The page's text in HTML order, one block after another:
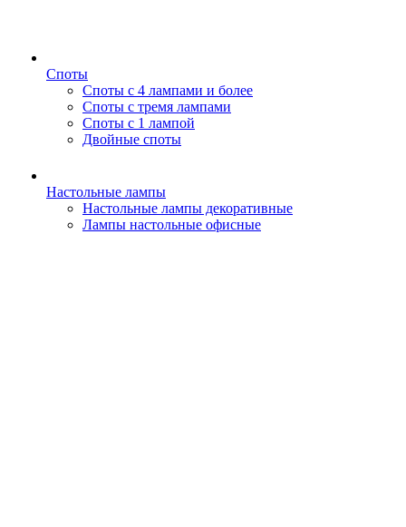
Споты
Споты с 4 лампами и более
Споты с тремя лампами
Споты с 1 лампой
Двойные споты
Настольные лампы
Настольные лампы декоративные
Лампы настольные офисные